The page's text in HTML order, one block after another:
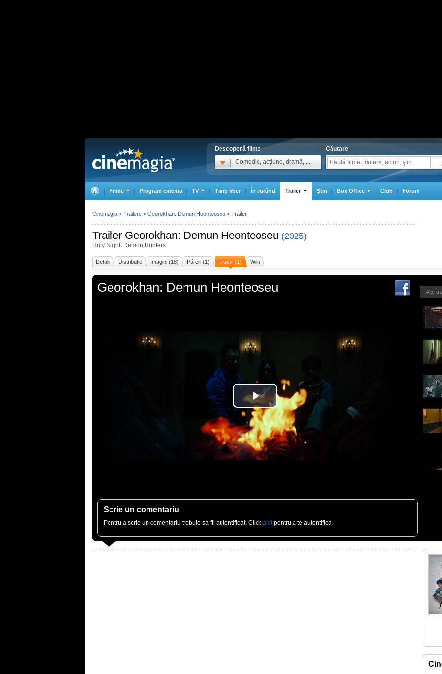
Descoperă filme
Comedie, acţiune, dramă, ...
Căutare
Filme Program cinema TV Timp liber În curând Trailer Ştiri Box Office Club Forum
Trailer Georokhan: Demun Heonteoseu (2025)
Holy Night: Demon Hunters
Detalii Distribuţie Imagini (18) Păreri (1) Trailer (1) Wiki
Georokhan: Demun Heonteoseu
Scrie un comentariu
Pentru a scrie un comentariu trebuie sa fii autentificat. Click aici pentru a te autentifica.
Alte
Cinemagia > Trailere > Georokhan: Demun Heonteoseu > Trailer